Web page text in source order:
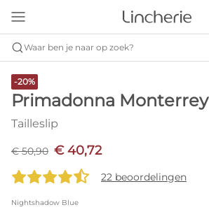
Waar ben je naar op zoek?
-20%
Primadonna Monterrey
Tailleslip
€ 50,90 € 40,72
22 beoordelingen
Nightshadow Blue